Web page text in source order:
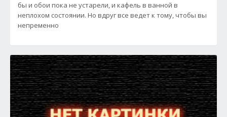
бы и обои пока не устарели, и кафель в ванной в
неплохом состоянии. Но вдруг все ведет к тому, чтобы вы
непременно